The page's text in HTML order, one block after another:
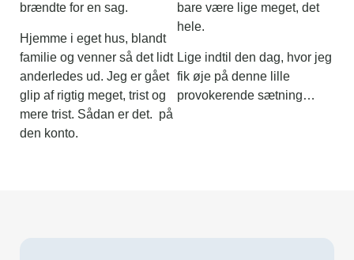
brændte for en sag.
Hjemme i eget hus, blandt
familie og venner så det lidt
anderledes ud. Jeg er gået
glip af rigtig meget, trist og
mere trist. Sådan er det. på
den konto.
bare være lige meget, det
hele.
Lige indtil den dag, hvor jeg
fik øje på denne lille
provokerende sætning…